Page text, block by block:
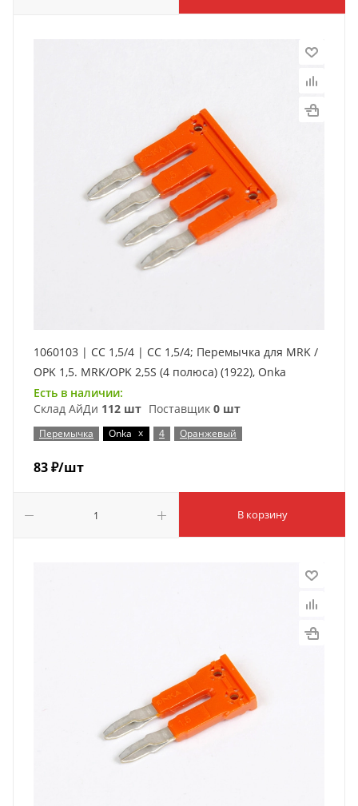
1060103 | CC 1,5/4 | CC 1,5/4; Перемычка для MRK /
OPK 1,5. MRK/OPK 2,5S (4 полюса) (1922), Onka
Есть в наличии:
Склад АйДи 112 шт Поставщик 0 шт
Перемычка Onka x 4 Оранжевый
83₽/шт
В корзину